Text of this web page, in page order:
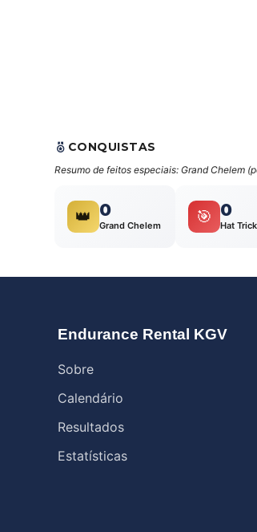
CONQUISTAS
Resumo de feitos especiais: Grand Chelem
👑 0
Grand Chelem 🎯 0
Hat Trick
Endurance Rental KGV
Sobre
Calendário
Resultados
Estatísticas